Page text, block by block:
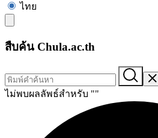
ไทย
สืบค้น Chula.ac.th
ไม่พบผลลัพธ์สำหรับ ""